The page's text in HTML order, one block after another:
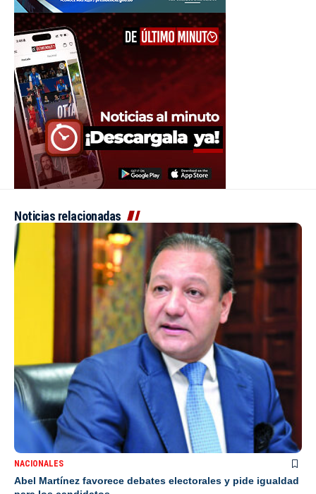
Noticias relacionadas
NACIONALES
Abel Martínez favorece debates electorales y pide igualdad